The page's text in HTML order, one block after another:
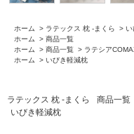
ホーム > ラテックス 枕 -まくら > い
ホーム
> 商品一覧
ホーム
> 商品一覧 > ラテシア
ホーム
> いびき軽減枕
ラテックス 枕 -まくら 商品一覧
いびき軽減枕